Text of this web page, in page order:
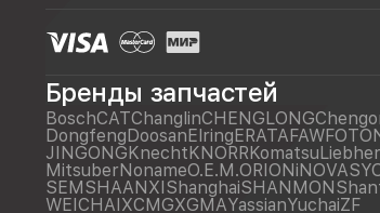
Бренды запчастей
BoschCATChanglinCHENGLONG
DongfengDoosanElringERATAFAW
JINGONGKnechtKNORRKomatsu
MitsuberNonameO.E.M.
SEMSHAANXIShanghaiSHANMON
WEICHAIXCMGXGMAYassianYuchaiZF